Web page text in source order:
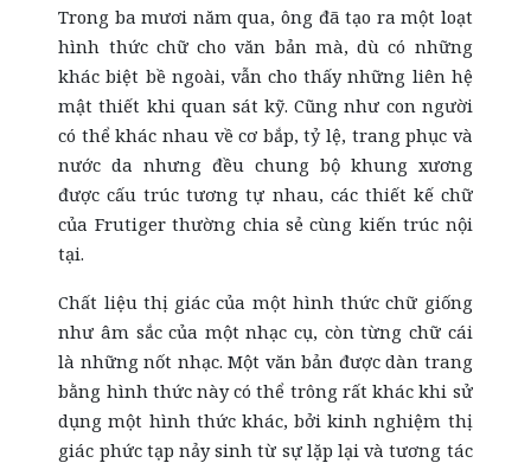
Trong ba mươi năm qua, ông đã tạo ra một loạt
hình thức chữ cho văn bản mà, dù có những
khác biệt bề ngoài, vẫn cho thấy những liên hệ
mật thiết khi quan sát kỹ. Cũng như con người
có thể khác nhau về cơ bắp, tỷ lệ, trang phục và
nước da nhưng đều chung bộ khung xương
được cấu trúc tương tự nhau, các thiết kế chữ
của Frutiger thường chia sẻ cùng kiến trúc nội
tại.
Chất liệu thị giác của một hình thức chữ giống
như âm sắc của một nhạc cụ, còn từng chữ cái
là những nốt nhạc. Một văn bản được dàn trang
bằng hình thức này có thể trông rất khác khi sử
dụng một hình thức khác, bởi kinh nghiệm thị
giác phức tạp nảy sinh từ sự lặp lại và tương tác